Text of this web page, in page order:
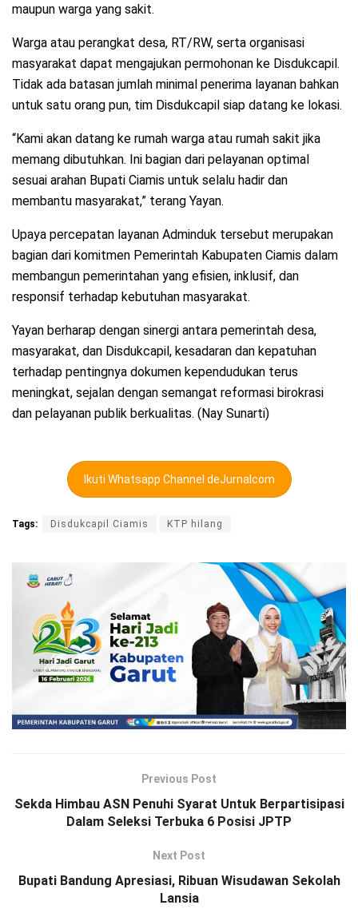
maupun warga yang sakit.
Warga atau perangkat desa, RT/RW, serta organisasi
masyarakat dapat mengajukan permohonan ke Disdukcapil.
Tidak ada batasan jumlah minimal penerima layanan bahkan
untuk satu orang pun, tim Disdukcapil siap datang ke lokasi.
“Kami akan datang ke rumah warga atau rumah sakit jika
memang dibutuhkan. Ini bagian dari pelayanan optimal
sesuai arahan Bupati Ciamis untuk selalu hadir dan
membantu masyarakat,” terang Yayan.
Upaya percepatan layanan Adminduk tersebut merupakan
bagian dari komitmen Pemerintah Kabupaten Ciamis dalam
membangun pemerintahan yang efisien, inklusif, dan
responsif terhadap kebutuhan masyarakat.
Yayan berharap dengan sinergi antara pemerintah desa,
masyarakat, dan Disdukcapil, kesadaran dan kepatuhan
terhadap pentingnya dokumen kependudukan terus
meningkat, sejalan dengan semangat reformasi birokrasi
dan pelayanan publik berkualitas. (Nay Sunarti)
Ikuti Whatsapp Channel deJurnalcom
Tags: Disdukcapil Ciamis KTP hilang
Previous Post
Sekda Himbau ASN Penuhi Syarat Untuk Berpartisipasi
Dalam Seleksi Terbuka 6 Posisi JPTP
Next Post
Bupati Bandung Apresiasi, Ribuan Wisudawan Sekolah
Lansia